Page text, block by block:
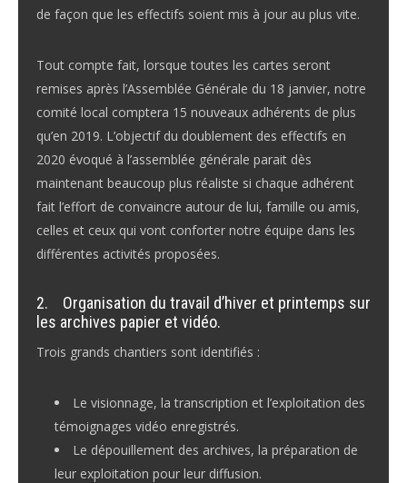
de façon que les effectifs soient mis à jour au plus vite.
Tout compte fait, lorsque toutes les cartes seront
remises après l’Assemblée Générale du 18 janvier, notre
comité local comptera 15 nouveaux adhérents de plus
qu’en 2019. L’objectif du doublement des effectifs en
2020 évoqué à l’assemblée générale parait dès
maintenant beaucoup plus réaliste si chaque adhérent
fait l’effort de convaincre autour de lui, famille ou amis,
celles et ceux qui vont conforter notre équipe dans les
différentes activités proposées.
2. Organisation du travail d’hiver et printemps sur
les archives papier et vidéo.
Trois grands chantiers sont identifiés :
Le visionnage, la transcription et l’exploitation des
témoignages vidéo enregistrés.
Le dépouillement des archives, la préparation de
leur exploitation pour leur diffusion.